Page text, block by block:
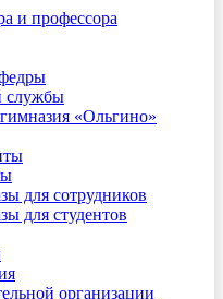
и профессора
службы
«Ольгино»
для сотрудников
для студентов
организации